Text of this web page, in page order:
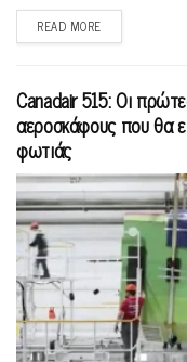
READ MORE
Canadair 515: Οι
αεροσκάφους που θα
φωτιάς